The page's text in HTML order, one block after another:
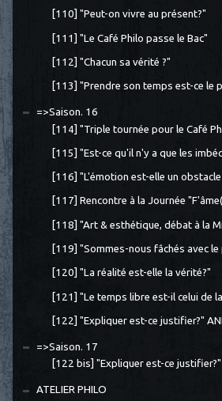
[110] "Peut-on vivre au présent?"
[111] "Le Café Philo passe le Bac"
[112] "Chacun sa vérité ?"
[113] "Prendre son temps est-ce le
=>Saison. 16
[114] "Triple tournée pour le Café
[115] "Est-ce qu'il n'y a que les
[116] "L'émotion est-elle un obstacle
[117] Rencontre à la Journée
[118] "Art & esthétique, débat à la
[119] "Sommes-nous fâchés avec
[120] "La réalité est-elle la vérité?"
[121] "Le temps libre est-il celui de
[122] "Expliquer est-ce justifier?"
=>Saison. 17
[122 bis] "Expliquer est-ce justifier?"
ATELIER PHILO